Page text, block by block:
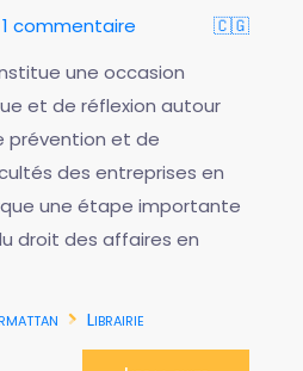
1 commentaire
🇨🇬
une occasion
et de réflexion autour
prévention et de
des entreprises en
une étape importante
droit des affaires en
Librairie